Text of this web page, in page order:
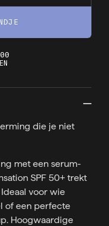
die je niet
met een serum-
SPF 50+ trekt
voor wie
of een perfecte
Hoogwaardige